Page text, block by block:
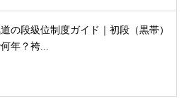
の段級位制度ガイド｜初段（黒帯）
年？袴...